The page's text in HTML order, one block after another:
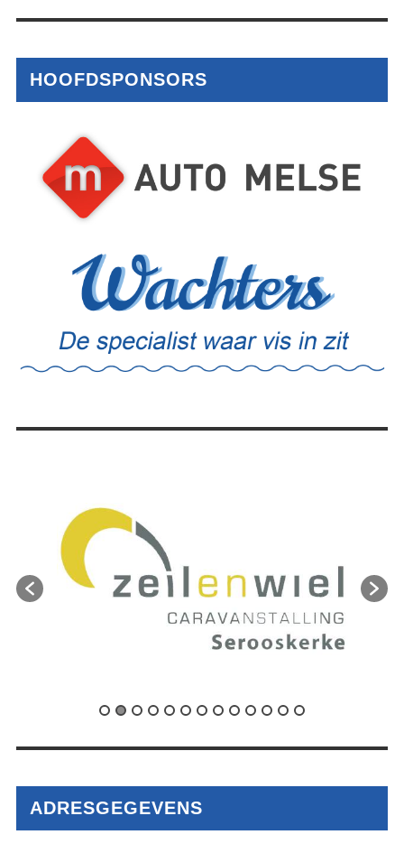
HOOFDSPONSORS
ADRESGEGEVENS